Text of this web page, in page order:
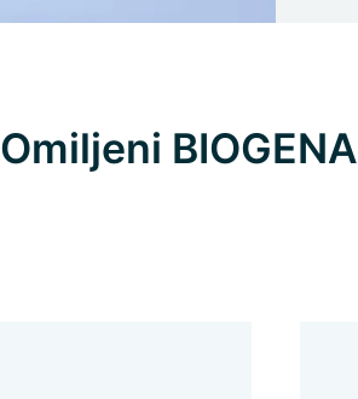
Omiljeni